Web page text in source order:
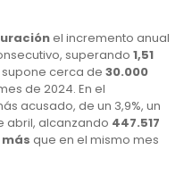
el incremento anual
superando1,51
cerca de30.000
de 2024. En el
acusado, de un 3,9%, un
abril, alcanzando 447.517
que en el mismo mes